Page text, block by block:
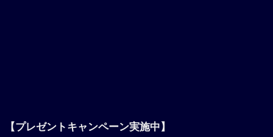
【プレゼントキャンペーン実施中】